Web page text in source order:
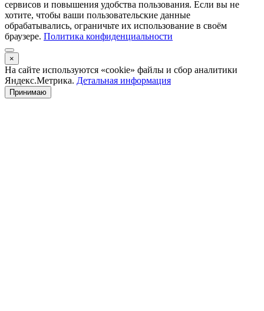
сервисов и повышения удобства пользования. Если вы не
хотите, чтобы ваши пользовательские данные
обрабатывались, ограничьте их использование в своём
браузере. Политика конфиденциальности
×
На сайте используются «cookie» файлы и сбор аналитики
Яндекс.Метрика. Детальная информация
Принимаю